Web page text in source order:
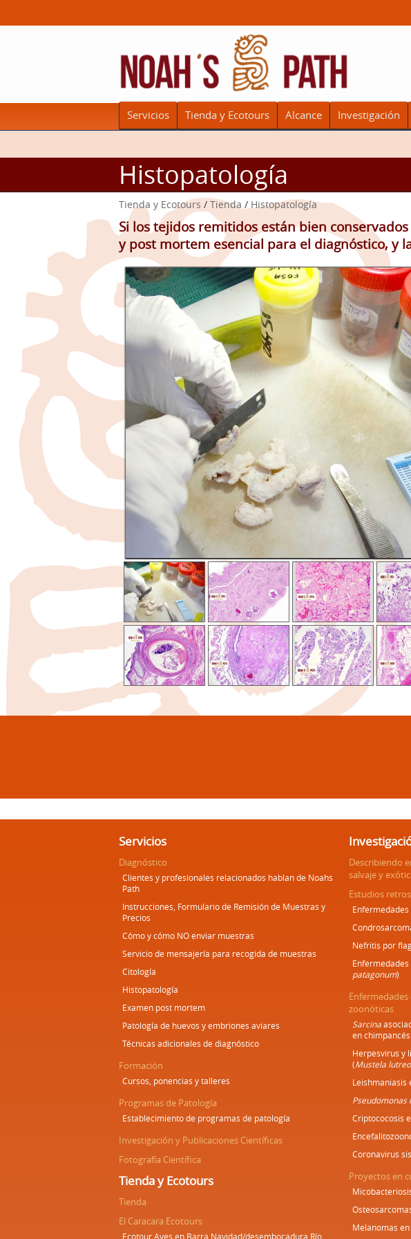
Servicios Tienda y Ecotours Alcance Investigación
Histopatología
Tienda y Ecotours / Tienda / Histopatología
Si los tejidos remitidos están bien
y post mortem esencial para el diagnóstico, y
Servicios
Diagnóstico
Clientes y profesionales relacionados hablan de Noahs
Path
Instrucciones, Formulario de Remisión de Muestras y
Precios
Cómo y cómo NO enviar muestras
Servicio de mensajería para recogida de muestras
Citología
Histopatología
Examen post mortem
Patología de huevos y embriones aviares
Técnicas adicionales de diagnóstico
Formación
Cursos, ponencias y talleres
Programas de Patología
Establecimiento de programas de patología
Investigación y Publicaciones Científicas
Fotografía Científica
Tienda y Ecotours
Tienda
El Caracara Ecotours
Ecotour Aves en Barra Navidad/desembocadura Río
Describiendo
salvaje y
Estudios
Nefritis por
patagonum)
zoonóticas
Sarcina
en chimpancés
Herpesvirus y
(Mustela
Leishmaniasis
Pseudomonas
Criptococosis
Coronavirus
Proyectos en
Melanomas